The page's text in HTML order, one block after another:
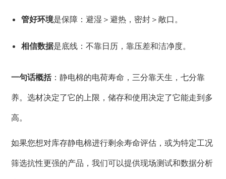
管好环境是保障：避湿＞避热，密封＞敞口。
相信数据是底线：不靠日历，靠压差和洁净度。
一句话概括：静电棉的电荷寿命，三分靠天生，七分靠
养。选材决定了它的上限，储存和使用决定了它能走到多
高。
如果您想对库存静电棉进行剩余寿命评估，或为特定工况
筛选抗性更强的产品，我们可以提供现场测试和数据分析